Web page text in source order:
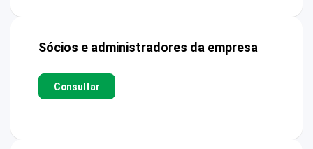
Sócios e administradores da empresa
Consultar